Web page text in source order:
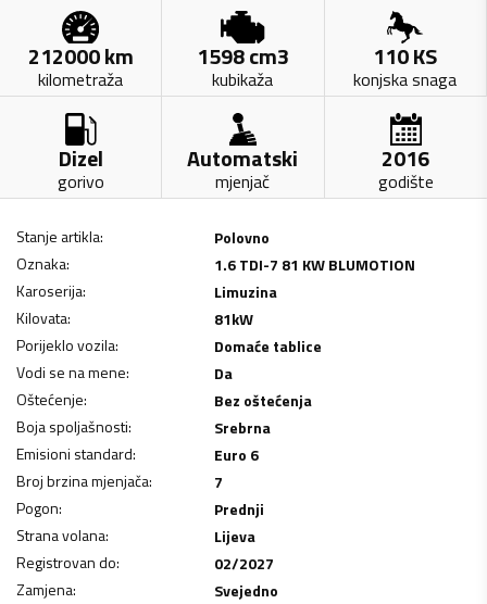
212000km
kilometraža
1598cm3
kubikaža
110KS
konjska snaga
Dizel
gorivo
Automatski
mjenjač
2016
godište
Stanje artikla:
Polovno
Oznaka:
1.6 TDI-7 81 KW BLUMOTION
Karoserija:
Limuzina
Kilovata: 81kW
Porijeklo vozila:
Domaće tablice
Vodi se na mene:
Da
Oštećenje:
Bez oštećenja
Boja spoljašnosti:
Srebrna
Emisioni standard:
Euro 6
Broj brzina mjenjača:
7
Pogon:
Prednji
Strana volana:
Lijeva
Registrovan do:
02/2027
Zamjena: Svejedno